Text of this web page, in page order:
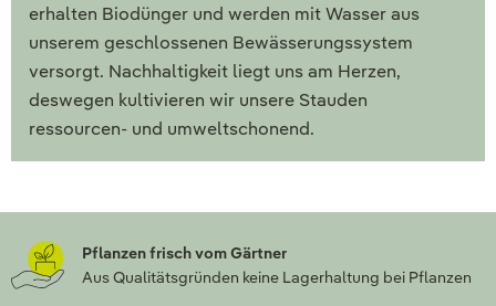
erhalten Biodünger und werden mit Wasser aus
unserem geschlossenen Bewässerungssystem
versorgt. Nachhaltigkeit liegt uns am Herzen,
deswegen kultivieren wir unsere Stauden
ressourcen- und umweltschonend.
Pflanzen frisch vom Gärtner
Aus Qualitätsgründen keine Lagerhaltung bei Pflanzen